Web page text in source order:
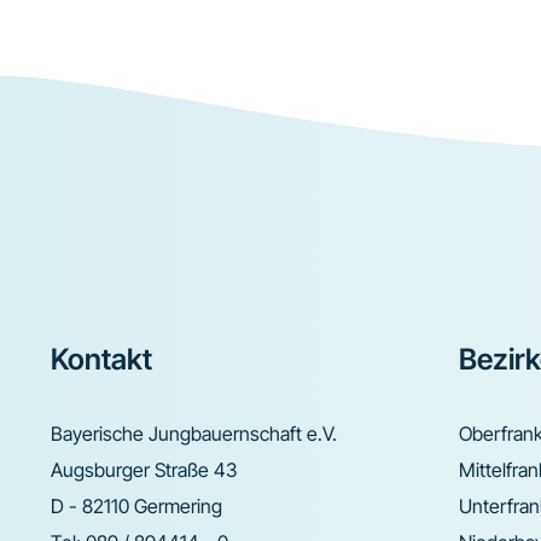
Footer
Kontakt
Bayerische Jungbauernschaft e.V.
Augsburger Straße 43
D - 82110 Germering